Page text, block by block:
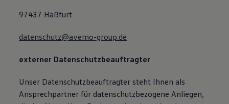
97437 Haßfurt
datenschutz@avemo-group.de
externer Datenschutzbeauftragter
Unser Datenschutzbeauftragter steht Ihnen als
Ansprechpartner für datenschutzbezogene Anliegen,